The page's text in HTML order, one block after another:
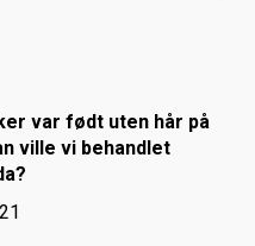
var født uten hår på
ville vi behandlet